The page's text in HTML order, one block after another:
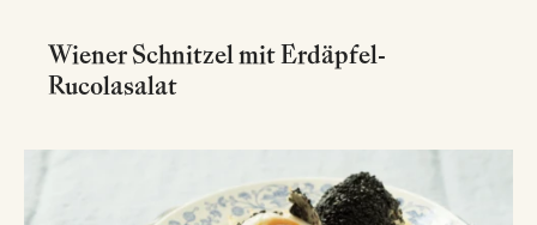
Wiener Schnitzel mit Erdäpfel-
Rucolasalat